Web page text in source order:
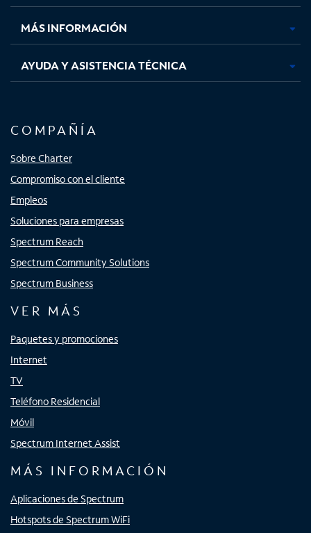
nuevanuevanuevanueva
MÁS INFORMACIÓN
AYUDA Y ASISTENCIA TÉCNICA
COMPAÑÍA
Sobre Charter
Compromiso con el cliente
Empleos
Soluciones para empresas
Spectrum Reach
Spectrum Community Solutions
Spectrum Business
VER MÁS
Paquetes y promociones
Internet
TV
Teléfono Residencial
Móvil
Spectrum Internet Assist
MÁS INFORMACIÓN
Aplicaciones de Spectrum
Hotspots de Spectrum WiFi